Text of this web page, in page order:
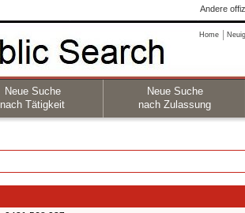
Andere
Home
Neue Suche
nach Tätigkeit
Neue Suche
nach Zulassung